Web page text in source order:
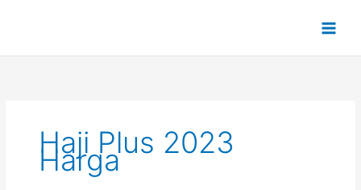
Haji Plus 2023
Harga